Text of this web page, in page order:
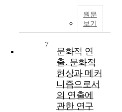
원문
보기
7
문화적 연
출. 문화적
현상과 메커
니즘으로서
의 연출에
관한 연구